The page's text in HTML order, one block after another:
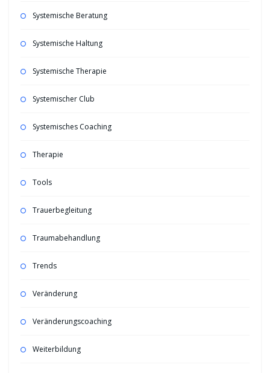
Systemische Beratung
Systemische Haltung
Systemische Therapie
Systemischer Club
Systemisches Coaching
Therapie
Tools
Trauerbegleitung
Traumabehandlung
Trends
Veränderung
Veränderungscoaching
Weiterbildung